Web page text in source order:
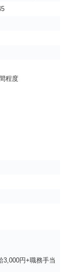
程度
3,000円+職務手当